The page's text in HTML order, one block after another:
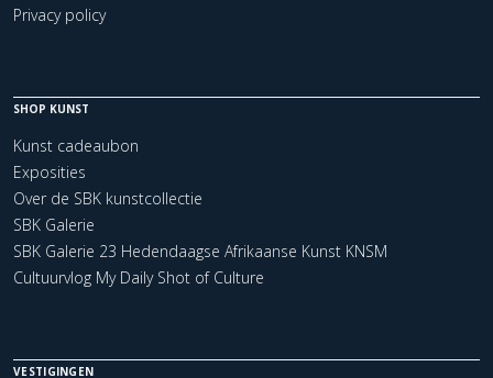
Privacy policy
SHOP KUNST
Kunst cadeaubon
Exposities
Over de SBK kunstcollectie
SBK Galerie
SBK Galerie 23 Hedendaagse Afrikaanse Kunst KNSM
Cultuurvlog My Daily Shot of Culture
VESTIGINGEN